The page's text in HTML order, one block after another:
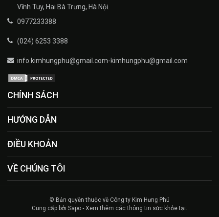
Vĩnh Tuy, Hai Bà Trưng, Hà Nội.
0977233388
(024) 6253 3388
info.kimhungphu@gmail.com-kimhungphu@gmail.com
CHÍNH SÁCH
HƯỚNG DẪN
ĐIỀU KHOẢN
VỀ CHÚNG TÔI
© Bản quyền thuộc về Công ty Kim Hưng Phú
Cung cấp bởi Sapo - Xem thêm các thông tin sức khỏe tại: